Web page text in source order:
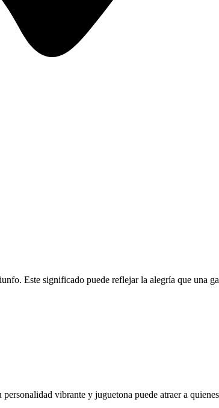
Este significado puede reflejar la alegría que una
vibrante y juguetona puede atraer a